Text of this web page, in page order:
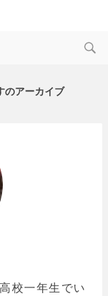
のアーカイブ
校一年生でい